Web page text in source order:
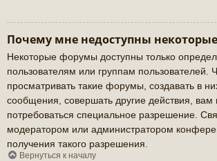
Почему мне недоступны
Некоторые форумы доступны только
пользователям или группам пользователей.
просматривать такие форумы, создавать в
сообщения, совершать другие действия, вам
потребоваться специальное разрешение.
модератором или администратором
получения такого разрешения.
Вернуться к началу